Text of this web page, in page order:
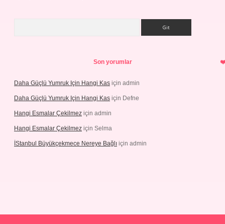
Son yorumlar
Daha Güçlü Yumruk Için Hangi Kas için admin
Daha Güçlü Yumruk Için Hangi Kas için Defne
Hangi Esmalar Çekilmez için admin
Hangi Esmalar Çekilmez için Selma
İStanbul Büyükçekmece Nereye Bağlı için admin